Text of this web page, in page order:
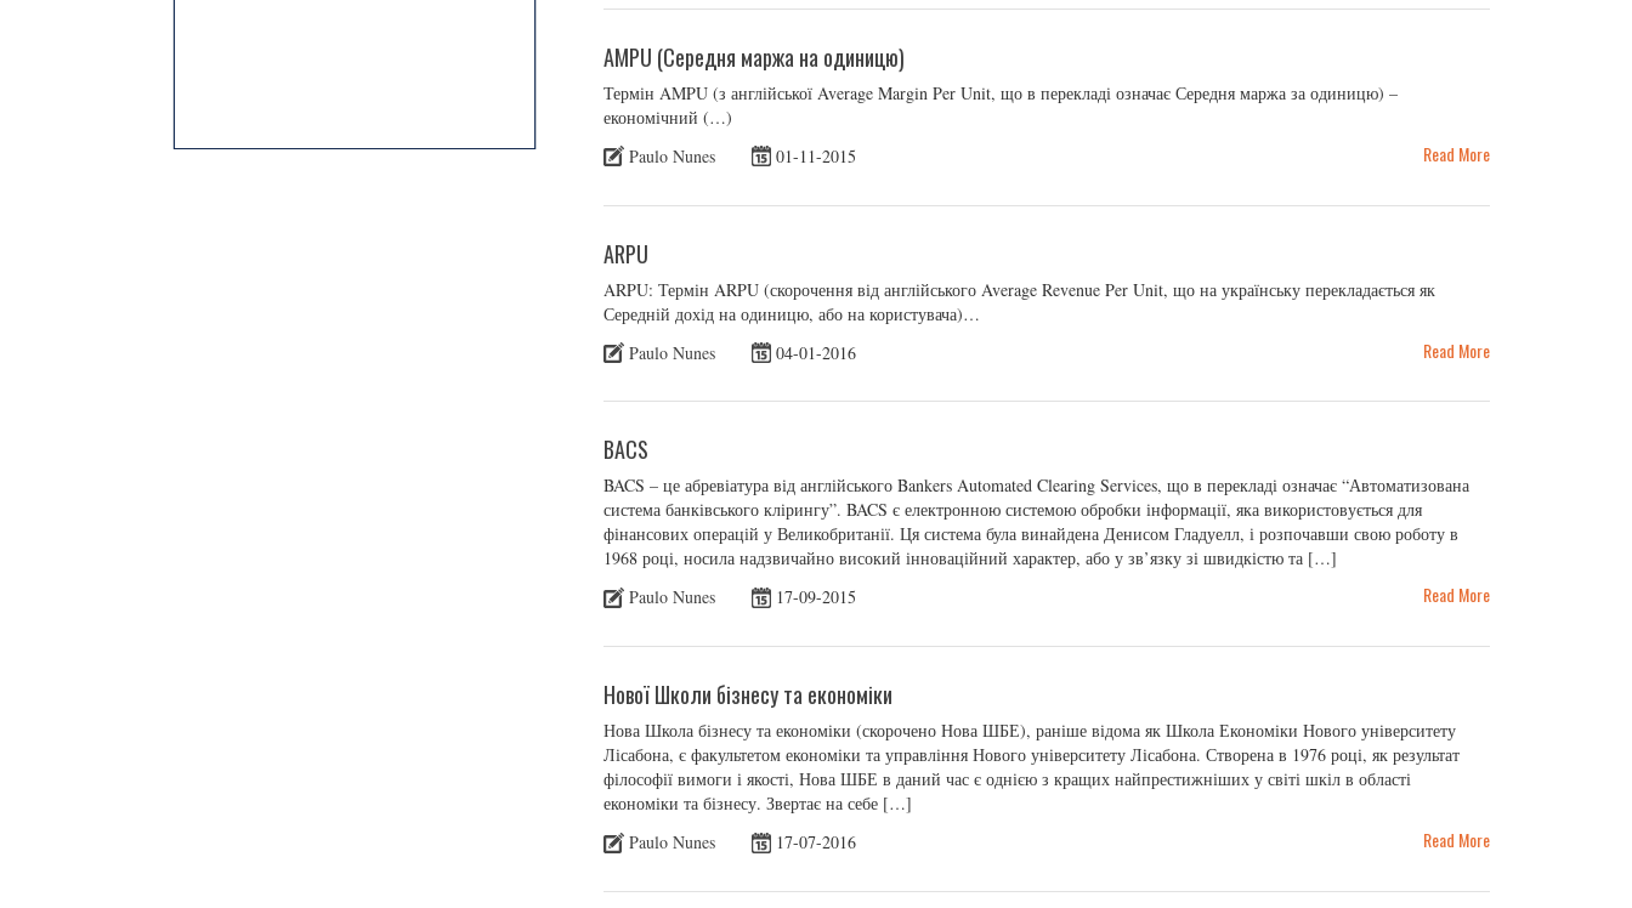
AMPU (Середня маржа на одиницю)
Термін AMPU (з англійської Average Margin Per Unit, що в перекладі означає Середня маржа за одиницю) –
економічний (…)
Paulo Nunes
01-11-2015 Read More
ARPU
ARPU: Термін ARPU (скорочення від англійського Average Revenue Per Unit, що на українську перекладається як
Середній дохід на одиницю, або на користувача)…
Paulo Nunes
04-01-2016 Read More
BACS
BACS – це абревіатура від англійського Bankers Automated Clearing Services, що в перекладі означає “Автоматизована
система банківського клірингу”. BACS є електронною системою обробки інформації, яка використовується для
фінансових операцій у Великобританії. Ця система була винайдена Денисом Гладуелл, і розпочавши свою роботу в
1968 році, носила надзвичайно високий інноваційний характер, або у зв’язку зі швидкістю та […]
Paulo Nunes
17-09-2015 Read More
Hової Школи бізнесу та економіки
Нова Школа бізнесу та економіки (скорочено Нова ШБЕ), раніше відома як Школа Економіки Нового університету
Лісабона, є факультетом економіки та управління Нового університету Лісабона. Створена в 1976 році, як результат
філософії вимоги і якості, Нова ШБЕ в даний час є однією з кращих найпрестижніших у світі шкіл в області
економіки та бізнесу. Звертає на себе […]
Paulo Nunes
17-07-2016 Read More